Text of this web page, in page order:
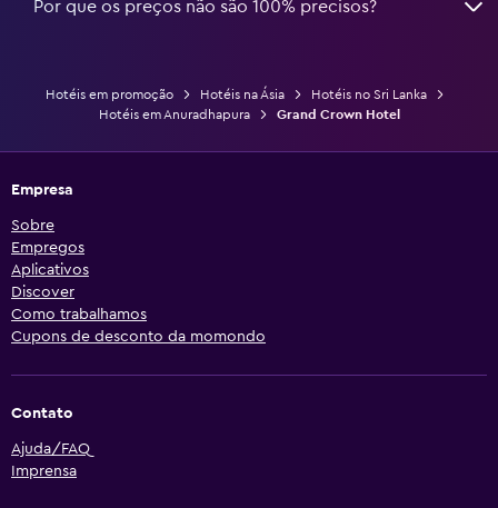
Por que os preços não são 100% precisos?
Hotéis em promoção Hotéis na Ásia
Hotéis no Sri Lanka
Hotéis em Anuradhapura
Grand Crown Hotel
Empresa
Sobre
Empregos
Aplicativos
Discover
Como trabalhamos
Cupons de desconto da momondo
Contato
Ajuda/FAQ
Imprensa